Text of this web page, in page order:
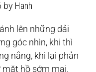
by Hanh
lên những dải
góc nhìn, khi thì
nắng, khi lại phản
mặt hồ sớm mai.